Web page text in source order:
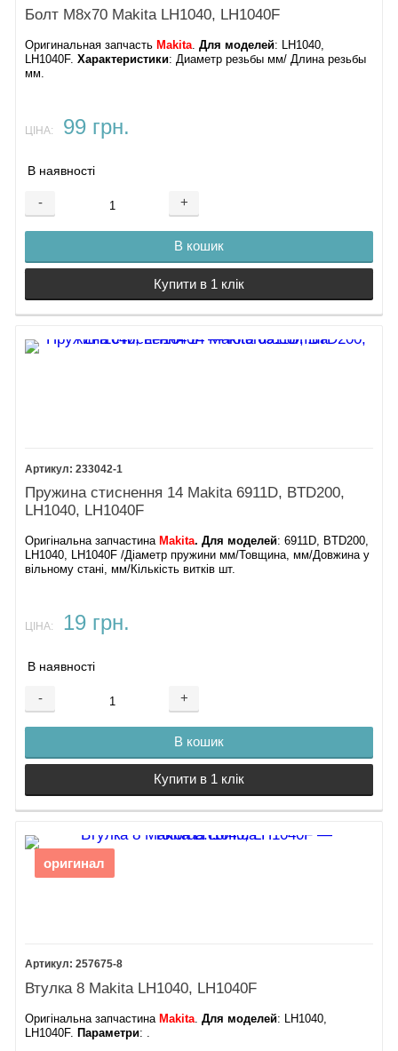
Болт М8х70 Makita LH1040, LH1040F
Оригинальная запчасть Makita.Для моделей: LH1040,
LH1040F​.Характеристики: ​Диаметр резьбы мм/ Длина резьбы
мм.
ЦІНА: 99 грн.
В наявності
- +
В кошик
Купити в 1 клік
233042-1
Пружина стиснення 14 Makita 6911D, BTD200,
LH1040, LH1040F
Оригінальна запчастина Makita. Для моделей: 6911D, BTD200,
LH1040, LH1040F /Діаметр пружини мм/Товщина, мм/Довжина у
вільному стані, мм/Кількість витків шт.
ЦІНА: 19 грн.
В наявності
- +
В кошик
Купити в 1 клік
оригинал
257675-8
Втулка 8 Makita LH1040, LH1040F
Оригінальна запчастина Makita .Для моделей: LH1040,
LH1040F.
Параметри: .